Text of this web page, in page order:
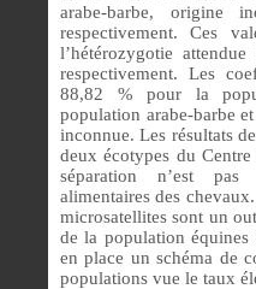
arabe-barbe, origine
respectivement. Ces
l’hétérozygotie
respectivement. Les
88,82 % pour la
population arabe-barbe
inconnue. Les résultats
deux écotypes du
séparation n’est
alimentaires des
microsatellites sont un
de la population équines
en place un schéma de
populations vue le taux